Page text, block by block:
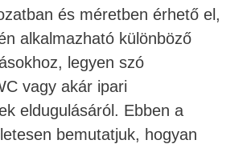
és méretben érhető el,
alkalmazható különböző
legyen szó
vagy akár ipari
eldugulásáról. Ebben a
bemutatjuk, hogyan